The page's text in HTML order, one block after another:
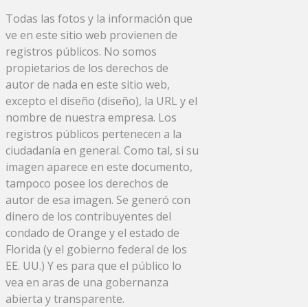
Todas las fotos y la información que
ve en este sitio web provienen de
registros públicos. No somos
propietarios de los derechos de
autor de nada en este sitio web,
excepto el diseño (diseño), la URL y el
nombre de nuestra empresa. Los
registros públicos pertenecen a la
ciudadanía en general. Como tal, si su
imagen aparece en este documento,
tampoco posee los derechos de
autor de esa imagen. Se generó con
dinero de los contribuyentes del
condado de Orange y el estado de
Florida (y el gobierno federal de los
EE. UU.) Y es para que el público lo
vea en aras de una gobernanza
abierta y transparente.